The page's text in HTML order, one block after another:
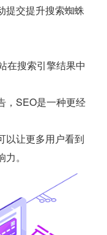
提交提升搜索蜘蛛
在搜索引擎结果中
，SEO是一种更经
以让更多用户看到
。